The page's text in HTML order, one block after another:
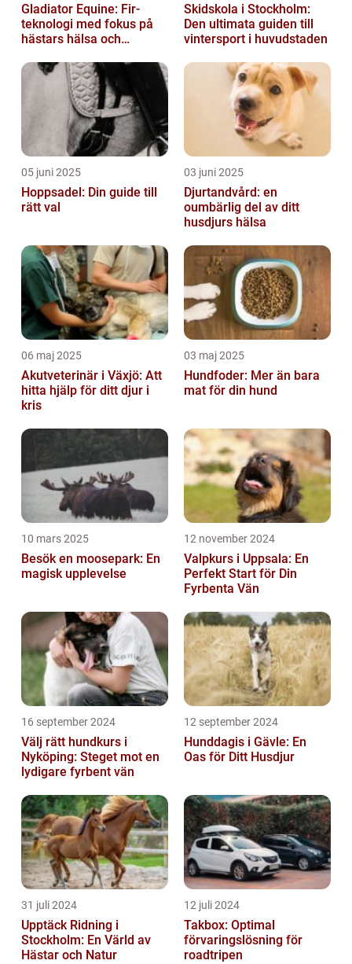
Gladiator Equine: Fir-
teknologi med fokus på
hästars hälsa och
Skidskola i Stockholm:
Den ultimata guiden till
vintersport i huvudstaden
05 juni 2025
Hoppsadel: Din guide till
rätt val
03 juni 2025
Djurtandvård: en
oumbärlig del av ditt
husdjurs hälsa
06 maj 2025
Akutveterinär i Växjö: Att
hitta hjälp för ditt djur i
kris
03 maj 2025
Hundfoder: Mer än bara
mat för din hund
10 mars 2025
Besök en moosepark: En
magisk upplevelse
12 november 2024
Valpkurs i Uppsala: En
Perfekt Start för Din
Fyrbenta Vän
16 september 2024
Välj rätt hundkurs i
Nyköping: Steget mot en
lydigare fyrbent vän
12 september 2024
Hunddagis i Gävle: En
Oas för Ditt Husdjur
31 juli 2024
Upptäck Ridning i
Stockholm: En Värld av
Hästar och Natur
12 juli 2024
Takbox: Optimal
förvaringslösning för
roadtripen